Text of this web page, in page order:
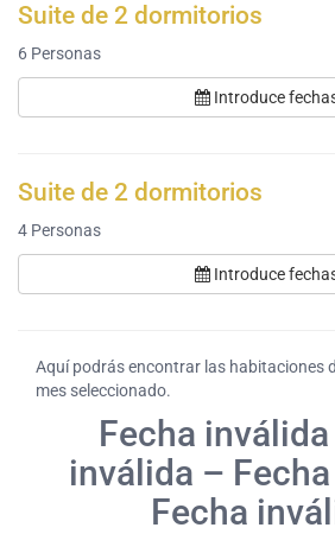
Suite de 2 dormitorios
6 Personas
Introduce
Suite de 2 dormitorios
4 Personas
Introduce
Aquí podrás encontrar las habitaciones
mes seleccionado.
Fecha
inválida –
Fecha